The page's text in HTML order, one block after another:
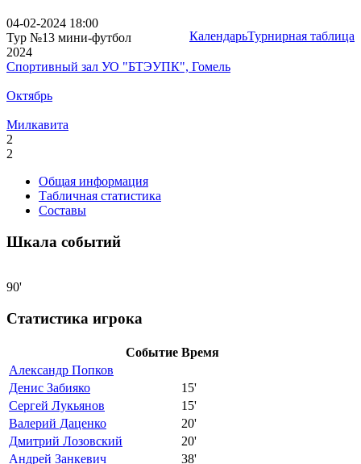
КалендарьТурнирная таблица
04-02-2024 18:00
Тур №13 мини-футбол
2024
Спортивный зал УО "БТЭУПК", Гомель
Октябрь
Милкавита
2
2
Общая информация
Табличная статистика
Составы
Шкала событий
90'
Статистика игрока
Событие Время
Александр Попков
Денис Забияко
15'
Сергей Лукьянов
15'
Валерий Даценко
20'
Дмитрий Лозовский
20'
Андрей Занкевич
38'